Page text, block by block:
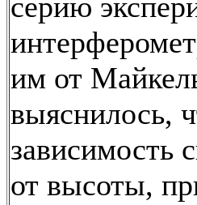
серию
им от
выяснилось,
зависимость
от высоты,